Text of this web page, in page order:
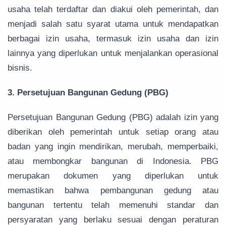
usaha telah terdaftar dan diakui oleh pemerintah, dan
menjadi salah satu syarat utama untuk mendapatkan
berbagai izin usaha, termasuk izin usaha dan izin
lainnya yang diperlukan untuk menjalankan operasional
bisnis.
3. Persetujuan Bangunan Gedung (PBG)
Persetujuan Bangunan Gedung (PBG) adalah izin yang
diberikan oleh pemerintah untuk setiap orang atau
badan yang ingin mendirikan, merubah, memperbaiki,
atau membongkar bangunan di Indonesia. PBG
merupakan dokumen yang diperlukan untuk
memastikan bahwa pembangunan gedung atau
bangunan tertentu telah memenuhi standar dan
persyaratan yang berlaku sesuai dengan peraturan